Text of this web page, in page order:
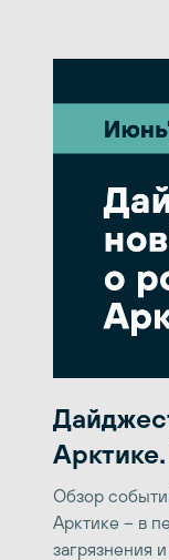
Обзор
Арктике – в
загрязнения